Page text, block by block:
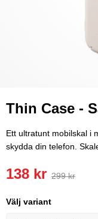
Thin Case -
Ett ultratunt mobilskal i
skydda din telefon.
138 kr 299 kr
Välj variant